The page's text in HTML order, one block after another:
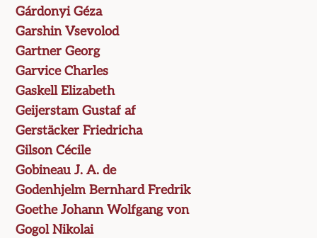
Gárdonyi Géza
Garshin Vsevolod
Gartner Georg
Garvice Charles
Gaskell Elizabeth
Geijerstam Gustaf af
Gerstäcker Friedricha
Gilson Cécile
Gobineau J. A. de
Godenhjelm Bernhard Fredrik
Goethe Johann Wolfgang von
Gogol Nikolai